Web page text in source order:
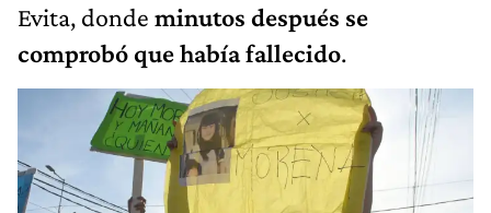
Evita, donde minutos después se
comprobó que había fallecido.